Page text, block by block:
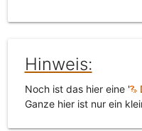
Hinweis:
Noch ist das hier eine '
Ganze hier ist nur ein